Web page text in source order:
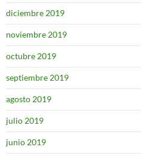
diciembre 2019
noviembre 2019
octubre 2019
septiembre 2019
agosto 2019
julio 2019
junio 2019